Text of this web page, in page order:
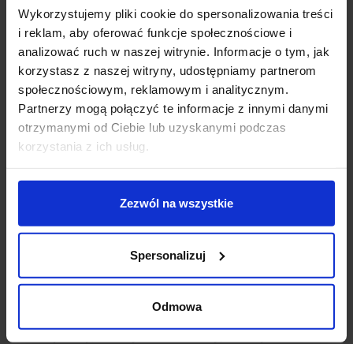
Wykorzystujemy pliki cookie do spersonalizowania treści
i reklam, aby oferować funkcje społecznościowe i
analizować ruch w naszej witrynie. Informacje o tym, jak
korzystasz z naszej witryny, udostępniamy partnerom
społecznościowym, reklamowym i analitycznym.
Partnerzy mogą połączyć te informacje z innymi danymi
otrzymanymi od Ciebie lub uzyskanymi podczas
korzystania z ich usług.
Zezwól na wszystkie
Spersonalizuj
Odmowa
Szczegóły produktu
Zobacz także
Promocja
fazowy biały, czarny
Końcówka zasilająca do
biały, czarny